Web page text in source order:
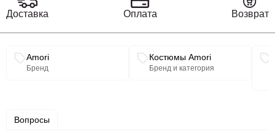
Доставка Оплата Возврат
Связанные разделы каталога
Amori
Бренд
Костюмы Amori
Бренд и категория
Вопросы